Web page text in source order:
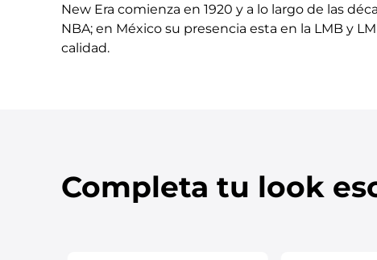
New Era comienza en 1920 y a lo largo de las
NBA; en México su presencia esta en la LMB y
calidad.
Completa tu look